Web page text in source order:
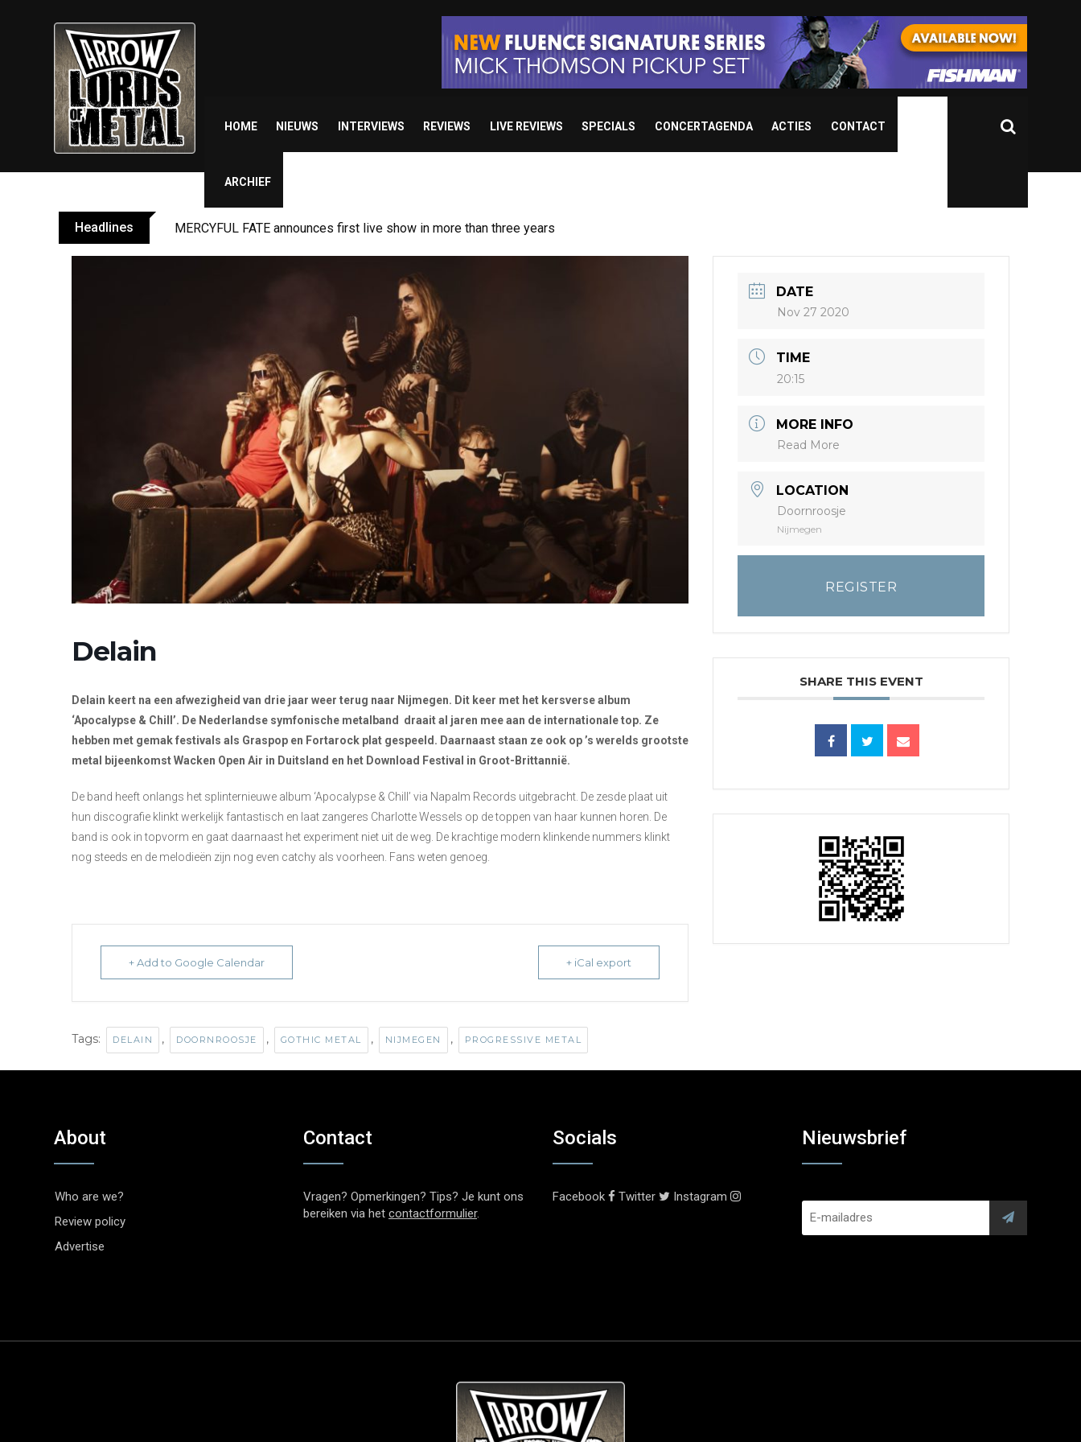
HOME NIEUWS INTERVIEWS REVIEWS LIVE REVIEWS SPECIALS CONCERTAGENDA ACTIES CONTACT
ARCHIEF
Headlines MERCYFUL FATE announces first live show in more than three years
Delain
Delain keert na een afwezigheid van drie jaar weer terug naar Nijmegen. Dit keer met het kersverse album
‘Apocalypse & Chill’. De Nederlandse symfonische metalband draait al jaren mee aan de internationale top. Ze
hebben met gemak festivals als Graspop en Fortarock plat gespeeld. Daarnaast staan ze ook op ’s werelds grootste
metal bijeenkomst Wacken Open Air in Duitsland en het Download Festival in Groot-Brittannië.
De band heeft onlangs het splinternieuwe album ‘Apocalypse & Chill’ via Napalm Records uitgebracht. De zesde plaat uit
hun discografie klinkt werkelijk fantastisch en laat zangeres Charlotte Wessels op de toppen van haar kunnen horen. De
band is ook in topvorm en gaat daarnaast het experiment niet uit de weg. De krachtige modern klinkende nummers klinkt
nog steeds en de melodieën zijn nog even catchy als voorheen. Fans weten genoeg.
+ Add to Google Calendar + iCal export
Tags: DELAIN , DOORNROOSJE , GOTHIC METAL , NIJMEGEN , PROGRESSIVE METAL
DATE
Nov 27 2020
TIME
20:15
MORE INFO
Read More
LOCATION
Doornroosje
Nijmegen
REGISTER
SHARE THIS EVENT
About
Who are we?
Review policy
Advertise
Contact
Vragen? Opmerkingen? Tips? Je kunt ons
bereiken via het contactformulier.
Socials
Facebook Twitter Instagram
Nieuwsbrief